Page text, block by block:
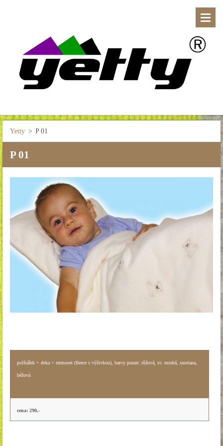
Yetty > P 01
P 01
polštářek + deka = termoset (fleece s výšivkou), barvy pouze: růžová, sv. modrá, smetana,
béžová
cena: 290,-